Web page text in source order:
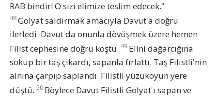
RAB'bindir! O sizi elimize teslim edecek.”
48Golyat saldırmak amacıyla Davut'a doğru
ilerledi. Davut da onunla dövüşmek üzere hemen
Filist cephesine doğru koştu. 49 Elini dağarcığına
sokup bir taş çıkardı, sapanla fırlattı. Taş Filistli'nin
alnına çarpıp saplandı. Filistli yüzükoyun yere
düştü. 50 Böylece Davut Filistli Golyat'ı sapan ve